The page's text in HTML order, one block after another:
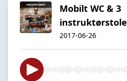
Mobilt WC & 3
instruktørstole
2017-06-26